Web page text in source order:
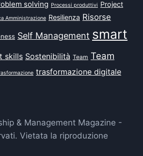
solving Processi produttivi Project
Amministrazione Resilienza Risorse
Self Management smart
skills Sostenibilità Team Team
trasformazione digitale
& Management Magazine -
Vietata la riproduzione